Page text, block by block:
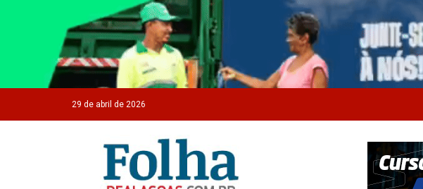
29 de abril de 2026